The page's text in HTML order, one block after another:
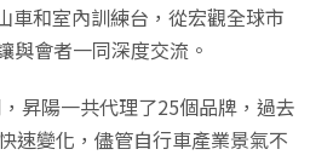
車和室內訓練台，從宏觀全球市
與會者一同深度交流。
昇陽一共代理了25個品牌，過去
速變化，儘管自行車產業景氣不